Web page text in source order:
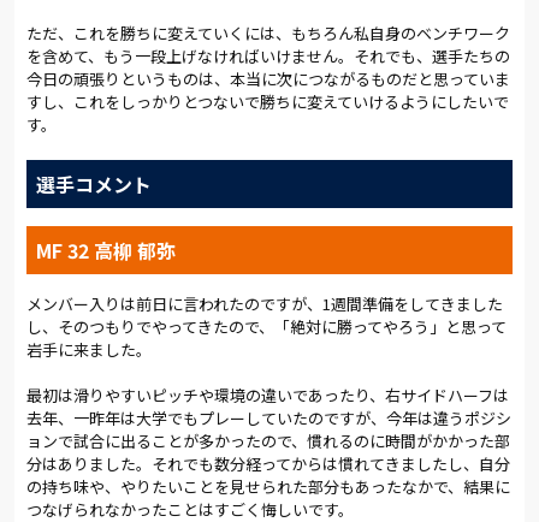
球際の激しい競り合いも続いた。34分の右CKは変化を加え、逆
サイドに抜けたボールを西村が折り返して大山がシュート。36
分には、右サイドの小野から前線へ。泉澤が抜け出して左足で
シュートを放つが、惜しくも相手GKのファインセーブに阻まれ
た。何度も攻撃を仕掛けたが、岩手の粘り強い守備の前に0−1で
後半も序盤からチャンスを得た。48分、中盤でボールを奪う
と、素早く前線にボールを送り込んで中に入った小野が左足でミ
ドルシュート。51分には左サイドの泉澤が上げたクロスに、ゴ
ール前に走り込んでいた茂木がヘディングシュートを放った。い
手のゴール前を脅かしていた。
ピンチの場面では、GK志村が守備範囲の広さを見せた。ベンチ
も動いた。62分、河田、小島、高柳の3人を同時にピッチに送り
出した。特別指定選手の高柳にとってはデビュー戦だ。直後に
は、相手の意表を突いた矢島慎が、鋭い突破からシュートを放
った。ボールは惜しくもクロスバーをたたいたが、攻撃のギア
が一気に上がった。
ただ、これを勝ちに変えていくには、もちろん私自身のベンチワーク
を含めて、もう一段上げなければいけません。それでも、選手たちの
今日の頑張りというものは、本当に次につながるものだと思っていま
すし、これをしっかりとつないで勝ちに変えていけるようにしたいで
す。
選手コメント
MF 32 高柳 郁弥
メンバー入りは前日に言われたのですが、1週間準備をしてきました
し、そのつもりでやってきたので、「絶対に勝ってやろう」と思って
岩手に来ました。
最初は滑りやすいピッチや環境の違いであったり、右サイドハーフは
去年、一昨年は大学でもプレーしていたのですが、今年は違うポジシ
ョンで試合に出ることが多かったので、慣れるのに時間がかかった部
分はありました。それでも数分経ってからは慣れてきましたし、自分
の持ち味や、やりたいことを見せられた部分もあったなかで、結果に
つなげられなかったことはすごく悔しいです。